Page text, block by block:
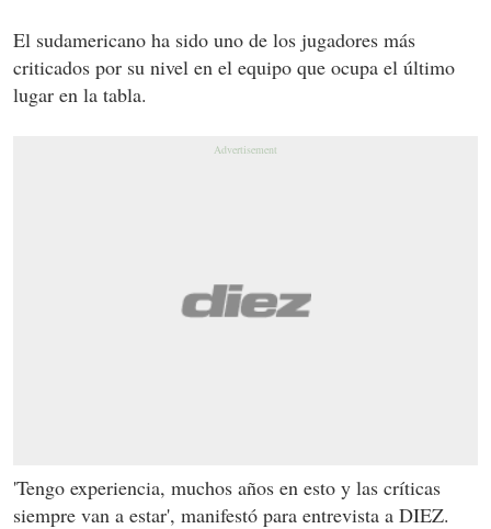
El sudamericano ha sido uno de los jugadores más
criticados por su nivel en el equipo que ocupa el último
lugar en la tabla.
'Tengo experiencia, muchos años en esto y las críticas
siempre van a estar', manifestó para entrevista a DIEZ.